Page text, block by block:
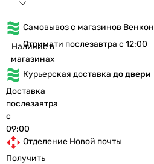
Самовывоз с магазинов Венкон
Наличие в
магазинах
Отримати послезавтра с 12:00
Курьерская доставка до двери
Доставка
послезавтра
с
09:00
Отделение Новой почты
Получить